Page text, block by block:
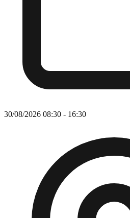
30/08/2026 08:30 - 16:30